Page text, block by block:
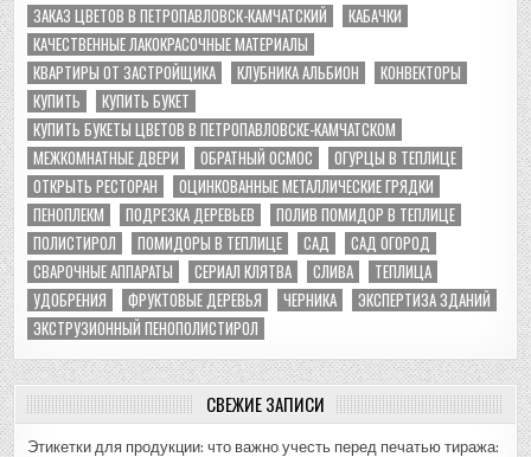
ЗАКАЗ ЦВЕТОВ В ПЕТРОПАВЛОВСК-КАМЧАТСКИЙ
КАБАЧКИ
КАЧЕСТВЕННЫЕ ЛАКОКРАСОЧНЫЕ МАТЕРИАЛЫ
КВАРТИРЫ ОТ ЗАСТРОЙЩИКА
КЛУБНИКА АЛЬБИОН
КОНВЕКТОРЫ
КУПИТЬ
КУПИТЬ БУКЕТ
КУПИТЬ БУКЕТЫ ЦВЕТОВ В ПЕТРОПАВЛОВСКЕ-КАМЧАТСКОМ
МЕЖКОМНАТНЫЕ ДВЕРИ
ОБРАТНЫЙ ОСМОС
ОГУРЦЫ В ТЕПЛИЦЕ
ОТКРЫТЬ РЕСТОРАН
ОЦИНКОВАННЫЕ МЕТАЛЛИЧЕСКИЕ ГРЯДКИ
ПЕНОПЛЕКМ
ПОДРЕЗКА ДЕРЕВЬЕВ
ПОЛИВ ПОМИДОР В ТЕПЛИЦЕ
ПОЛИСТИРОЛ
ПОМИДОРЫ В ТЕПЛИЦЕ САД
САД ОГОРОД
СВАРОЧНЫЕ АППАРАТЫ
СЕРИАЛ КЛЯТВА СЛИВА
ТЕПЛИЦА
УДОБРЕНИЯ
ФРУКТОВЫЕ ДЕРЕВЬЯ ЧЕРНИКА
ЭКСПЕРТИЗА ЗДАНИЙ
ЭКСТРУЗИОННЫЙ ПЕНОПОЛИСТИРОЛ
СВЕЖИЕ ЗАПИСИ
Этикетки для продукции: что важно учесть перед печатью тиража: